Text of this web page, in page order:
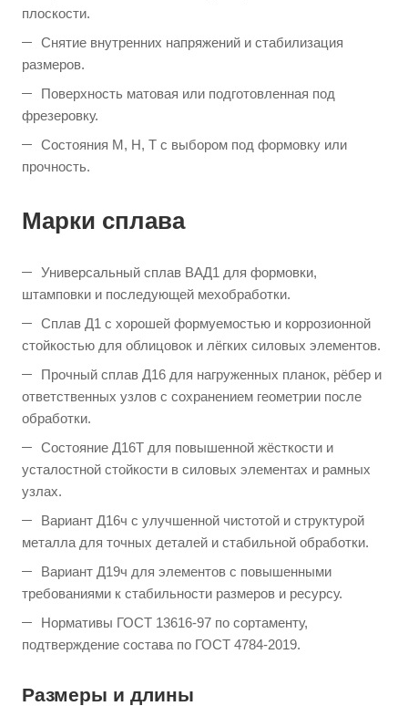
плоскости.
Снятие внутренних напряжений и стабилизация
размеров.
Поверхность матовая или подготовленная под
фрезеровку.
Состояния М, Н, Т с выбором под формовку или
прочность.
Марки сплава
Универсальный сплав ВАД1 для формовки,
штамповки и последующей мехобработки.
Сплав Д1 с хорошей формуемостью и коррозионной
стойкостью для облицовок и лёгких силовых элементов.
Прочный сплав Д16 для нагруженных планок, рёбер и
ответственных узлов с сохранением геометрии после
обработки.
Состояние Д16Т для повышенной жёсткости и
усталостной стойкости в силовых элементах и рамных
узлах.
Вариант Д16ч с улучшенной чистотой и структурой
металла для точных деталей и стабильной обработки.
Вариант Д19ч для элементов с повышенными
требованиями к стабильности размеров и ресурсу.
Нормативы ГОСТ 13616-97 по сортаменту,
подтверждение состава по ГОСТ 4784-2019.
Размеры и длины